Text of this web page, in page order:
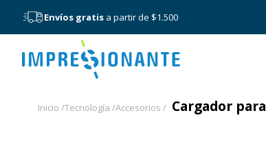
Envíos gratis a partir de $1.500
Menú
Inicio /Tecnología /Accesorios / Cargador